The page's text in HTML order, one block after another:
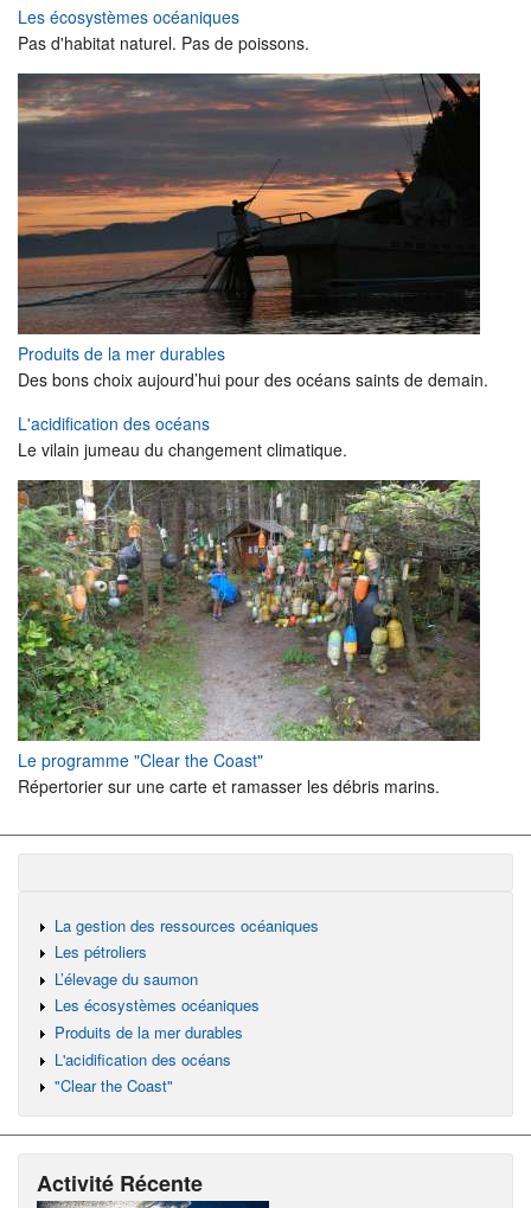
Les écosystèmes océaniques
Pas d'habitat naturel. Pas de poissons.
Produits de la mer durables
Des bons choix aujourd’hui pour des océans saints de demain.
L'acidification des océans
Le vilain jumeau du changement climatique.
Le programme "Clear the Coast"
Répertorier sur une carte et ramasser les débris marins.
La gestion des ressources océaniques
Les pétroliers
L’élevage du saumon
Les écosystèmes océaniques
Produits de la mer durables
L'acidification des océans
"Clear the Coast"
Activité Récente